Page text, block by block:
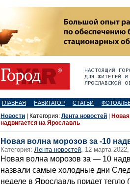
ГЛАВНАЯ НАВИГАТОР СТАТЬИ
Новости | Категория: Лента новостей
надвигается на Ярославль
Новая волна морозов за -10
Категория: Лента новостей, 12 марта
Новая волна морозов за — 10
назвали самые холодные дни
неделе в Ярославль придет тепло